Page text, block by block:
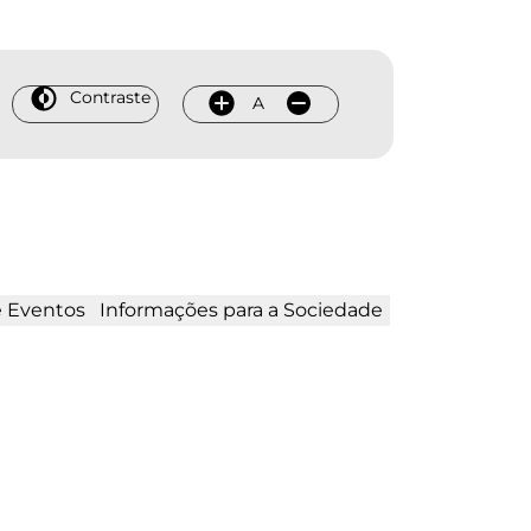
Contraste A
Eventos Informações para a Sociedade